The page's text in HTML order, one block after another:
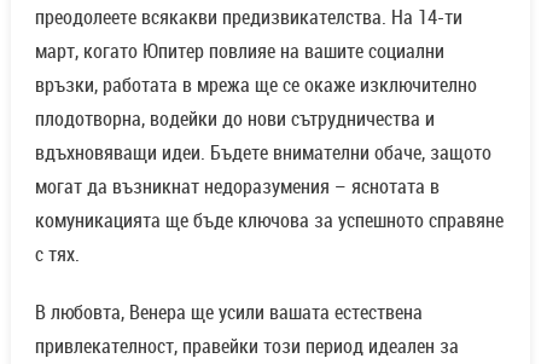
преодолеете всякакви предизвикателства. На 14-ти
март, когато Юпитер повлияе на вашите социални
връзки, работата в мрежа ще се окаже изключително
плодотворна, водейки до нови сътрудничества и
вдъхновяващи идеи. Бъдете внимателни обаче, защото
могат да възникнат недоразумения – яснотата в
комуникацията ще бъде ключова за успешното справяне
с тях.
В любовта, Венера ще усили вашата естествена
привлекателност, правейки този период идеален за